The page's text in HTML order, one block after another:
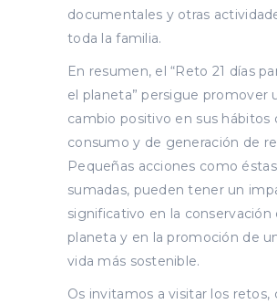
documentales y otras
toda la familia.
En resumen, el “Reto 21 días
el planeta” persigue promover
cambio positivo en sus hábitos
consumo y de generación de
Pequeñas acciones como
sumadas, pueden tener un
significativo en la conservación
planeta y en la promoción de
vida más sostenible.
Os invitamos a visitar los retos,